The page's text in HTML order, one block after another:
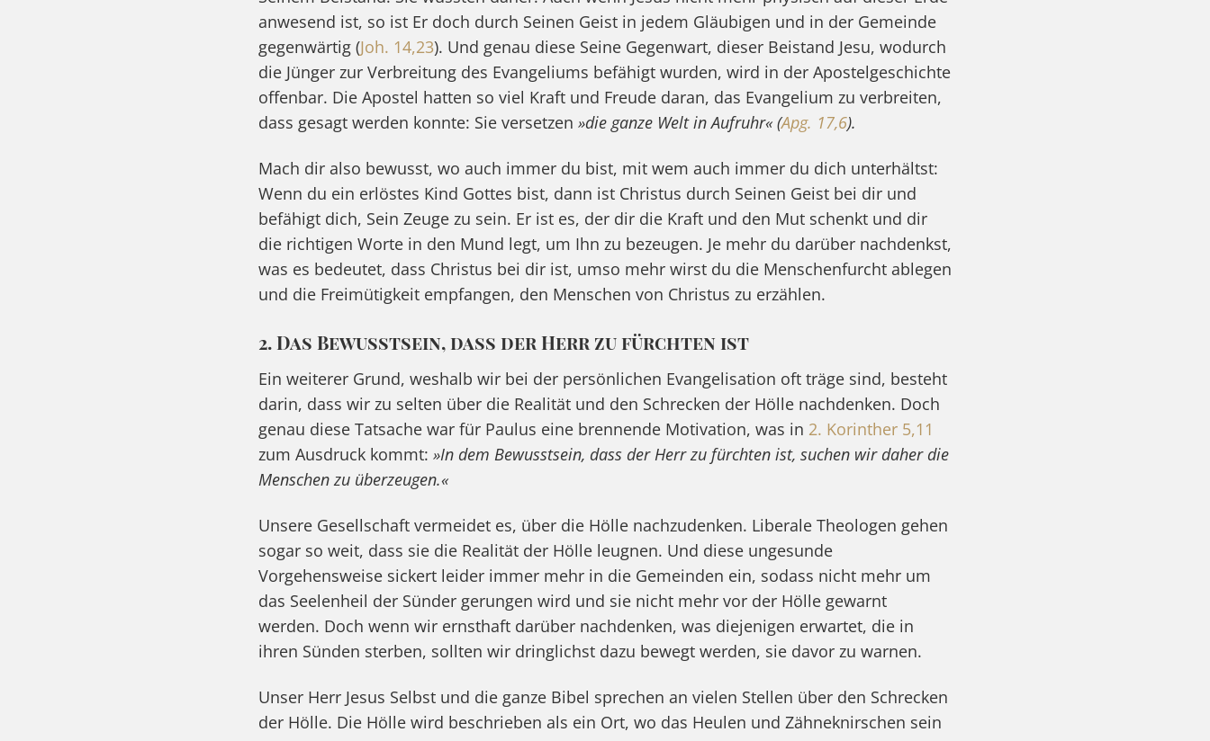
anwesend ist, so ist Er doch durch Seinen Geist in jedem Gläubigen und in der Gemeinde
gegenwärtig (Joh. 14,23). Und genau diese Seine Gegenwart, dieser Beistand Jesu, wodurch
die Jünger zur Verbreitung des Evangeliums befähigt wurden, wird in der Apostelgeschichte
offenbar. Die Apostel hatten so viel Kraft und Freude daran, das Evangelium zu verbreiten,
dass gesagt werden konnte: Sie versetzen »die ganze Welt in Aufruhr« (Apg. 17,6).
Mach dir also bewusst, wo auch immer du bist, mit wem auch immer du dich unterhältst:
Wenn du ein erlöstes Kind Gottes bist, dann ist Christus durch Seinen Geist bei dir und
befähigt dich, Sein Zeuge zu sein. Er ist es, der dir die Kraft und den Mut schenkt und dir
die richtigen Worte in den Mund legt, um Ihn zu bezeugen. Je mehr du darüber nachdenkst,
was es bedeutet, dass Christus bei dir ist, umso mehr wirst du die Menschenfurcht ablegen
und die Freimütigkeit empfangen, den Menschen von Christus zu erzählen.
2. Das Bewusstsein, dass der Herr zu fürchten ist
Ein weiterer Grund, weshalb wir bei der persönlichen Evangelisation oft träge sind, besteht
darin, dass wir zu selten über die Realität und den Schrecken der Hölle nachdenken. Doch
genau diese Tatsache war für Paulus eine brennende Motivation, was in 2. Korinther 5,11
zum Ausdruck kommt: »In dem Bewusstsein, dass der Herr zu fürchten ist, suchen wir daher die
Menschen zu überzeugen.«
Unsere Gesellschaft vermeidet es, über die Hölle nachzudenken. Liberale Theologen gehen
sogar so weit, dass sie die Realität der Hölle leugnen. Und diese ungesunde
Vorgehensweise sickert leider immer mehr in die Gemeinden ein, sodass nicht mehr um
das Seelenheil der Sünder gerungen wird und sie nicht mehr vor der Hölle gewarnt
werden. Doch wenn wir ernsthaft darüber nachdenken, was diejenigen erwartet, die in
ihren Sünden sterben, sollten wir dringlichst dazu bewegt werden, sie davor zu warnen.
Unser Herr Jesus Selbst und die ganze Bibel sprechen an vielen Stellen über den Schrecken
der Hölle. Die Hölle wird beschrieben als ein Ort, wo das Heulen und Zähneknirschen sein